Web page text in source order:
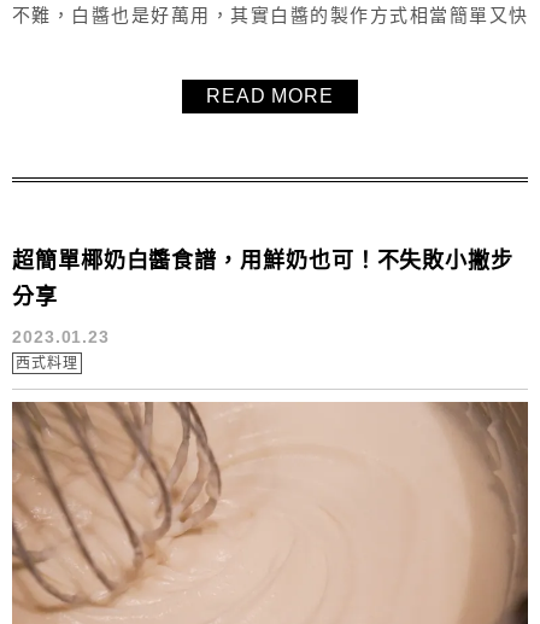
不難，白醬也是好萬用，其實白醬的製作方式相當簡單又快
READ MORE
超簡單椰奶白醬食譜，用鮮奶也可！不失敗小撇步
分享
2023.01.23
西式料理